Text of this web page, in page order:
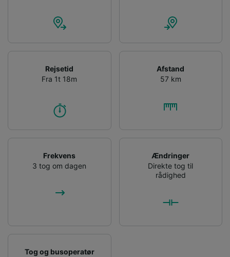
Rejsetid
Fra 1t 18m
Afstand
57 km
Frekvens
3 tog om dagen
Ændringer
Direkte tog til
rådighed
Tog og busoperatør